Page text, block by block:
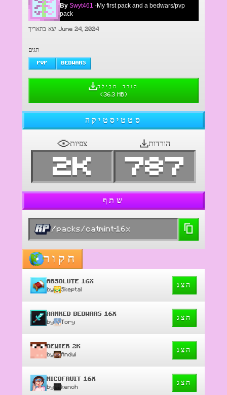
By Swyt461 -My first pack and a bedwars/pvp
pack
יצא בתאריך June 24, 2024
תגים
PVP BEDWARS
הורד חבילה
(36.3 MB)
סטטיסטיקה
צפיות
2K
הורדות
787
שתף
/packs/catmint-16x
חקור
ABSOLUTE 16X
by Skeptal
הצג
RANKED BEDWARS 16X
by Tory
הצג
DEWIER 2K
by Andwi
הצג
NICOFRUIT 16X
by kenoh
הצג